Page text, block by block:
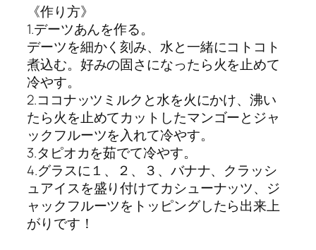
《作り方》
1.デーツあんを作る。
デーツを細かく刻み、水と一緒にコトコト
煮込む。好みの固さになったら火を止めて
冷やす。
2.ココナッツミルクと水を火にかけ、沸い
たら火を止めてカットしたマンゴーとジャ
ックフルーツを入れて冷やす。
3.タピオカを茹でて冷やす。
4.グラスに１、２、３、バナナ、クラッシ
ュアイスを盛り付けてカシューナッツ、ジ
ャックフルーツをトッピングしたら出来上
がりです！